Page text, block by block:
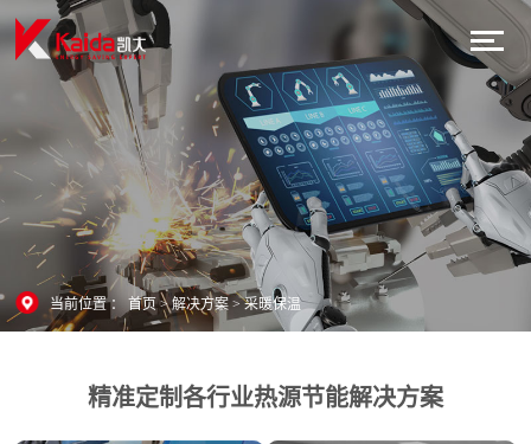
当前位置 ：首页>解决方案 >采暖保温
精准定制各行业热源节能解决方案